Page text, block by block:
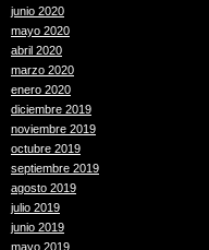
junio 2020
mayo 2020
abril 2020
marzo 2020
enero 2020
diciembre 2019
noviembre 2019
octubre 2019
septiembre 2019
agosto 2019
julio 2019
junio 2019
mayo 2019